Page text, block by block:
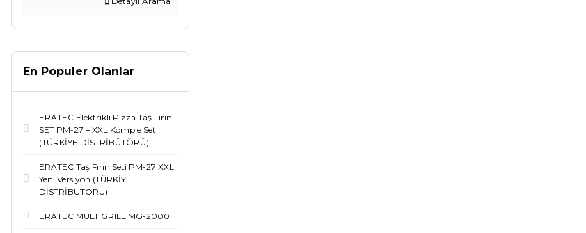
En Populer Olanlar
ERATEC Elektrikli Pizza Taş Fırını
SET PM-27 – XXL Komple Set
(TÜRKİYE DİSTRİBÜTÖRÜ)
ERATEC Taş Fırın Seti PM-27 XXL
Yeni Versiyon (TÜRKİYE
DİSTRİBÜTÖRÜ)
ERATEC MULTIGRILL MG-2000